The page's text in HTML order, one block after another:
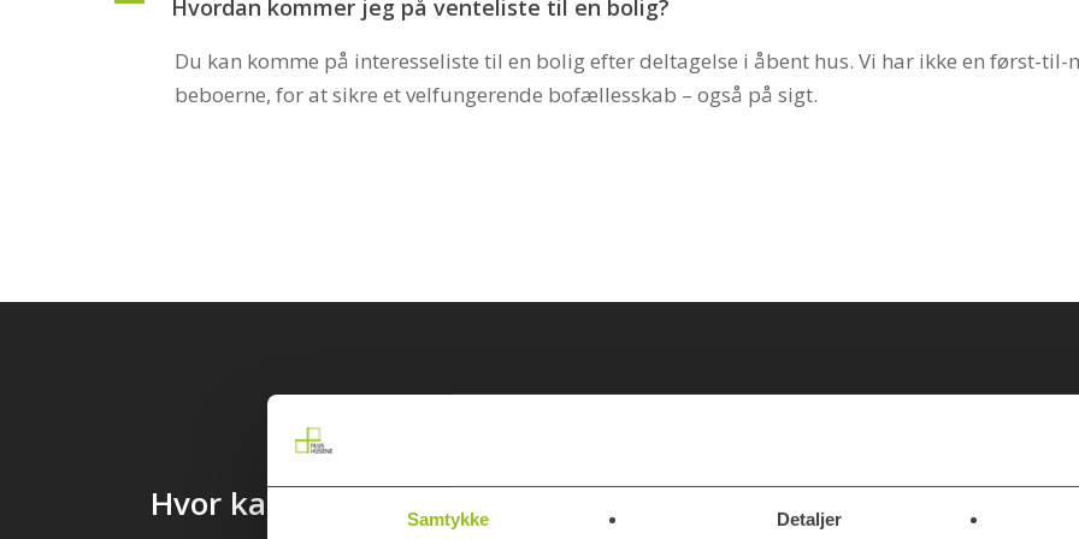
Samtykke Detaljer
Hvordan kommer jeg på venteliste til en bolig?
Du kan komme på interesseliste til en bolig efter deltagelse i åbent hus. Vi har ikke en først-
beboerne, for at sikre et velfungerende bofællesskab – også på sigt.
Hvor kan jeg parkere som beboer?